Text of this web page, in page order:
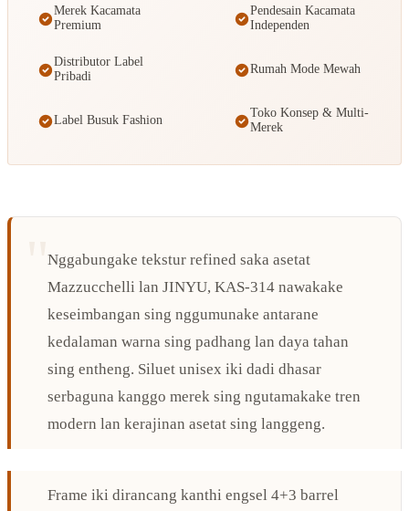
Merek Kacamata
Premium
Pendesain Kacamata
Independen
Distributor Label
Pribadi
Rumah Mode Mewah
Label Busuk Fashion
Toko Konsep & Multi-
Merek
Nggabungake tekstur refined saka asetat
Mazzucchelli lan JINYU, KAS-314 nawakake
keseimbangan sing nggumunake antarane
kedalaman warna sing padhang lan daya tahan
sing entheng. Siluet unisex iki dadi dhasar
serbaguna kanggo merek sing ngutamakake tren
modern lan kerajinan asetat sing langgeng.
Frame iki dirancang kanthi engsel 4+3 barrel